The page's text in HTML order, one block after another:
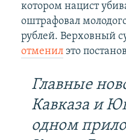
котором нацист
оштрафовал
рублей. Верховный
отменилэто
Главные
Кавказа и
одном